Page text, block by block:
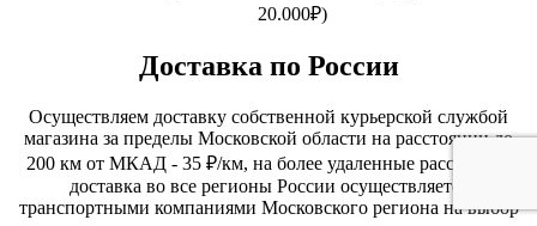
20.000₽)
Доставка по России
Осуществляем доставку собственной курьерской службой
магазина за пределы Московской области на расстоянии до
200 км от МКАД - 35 ₽/км, на более удаленные расстояние
доставка во все регионы России осуществляется
транспортными компаниями Московского региона на выбор